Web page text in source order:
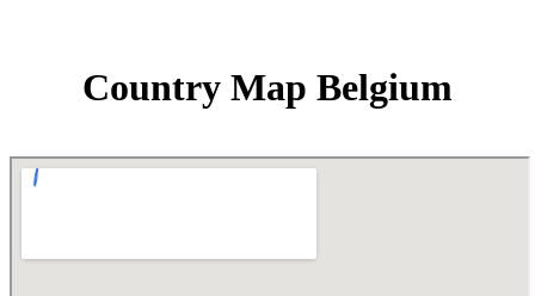
Country Map Belgium